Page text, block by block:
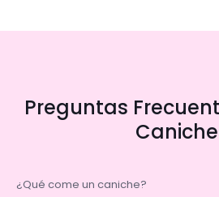
Preguntas
¿Qué come un caniche?